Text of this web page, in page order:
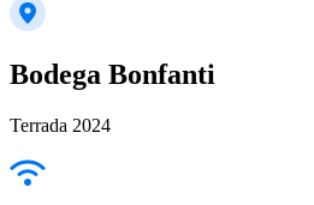
Bodega Bonfanti
Terrada 2024